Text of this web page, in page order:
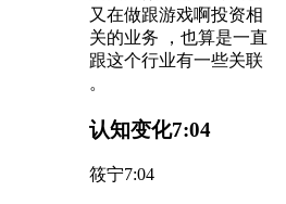
又在做跟游戏啊投资相
关的业务 ，也算是一直
跟这个行业有一些关联
。
认知变化7:04
筱宁7:04